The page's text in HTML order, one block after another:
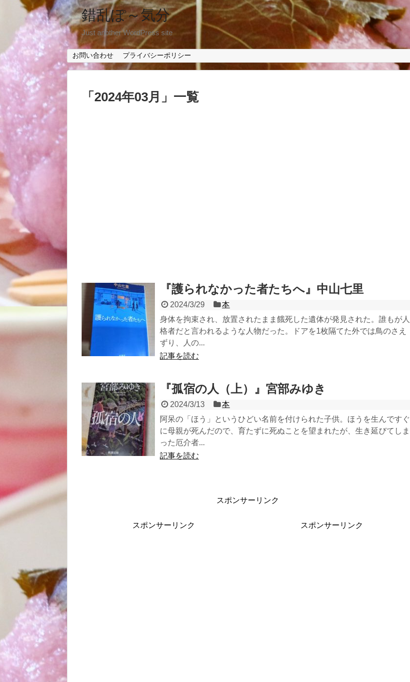
錯乱ぽ～気分
Just another WordPress site
お問い合わせ プライバシーポリシー
「 2024年03月 」 一覧
『護られなかった者たちへ』中山七里
2024/3/29
本
身体を拘束され、放置されたまま餓死した遺体が発見された。誰もが人
格者だと言われるような人物だった。ドアを1枚隔てた外では鳥のさえ
ずり、人の...
記事を読む
『孤宿の人（上）』宮部みゆき
2024/3/13
本
阿呆の「ほう」というひどい名前を付けられた子供。ほうを生んですぐ
に母親が死んだので、育たずに死ぬことを望まれたが、生き延びてしま
った厄介者...
記事を読む
スポンサーリンク
スポンサーリンク スポンサーリンク